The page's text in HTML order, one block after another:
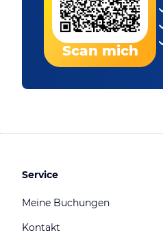
Scan mich
Service
Meine Buchungen
Kontakt